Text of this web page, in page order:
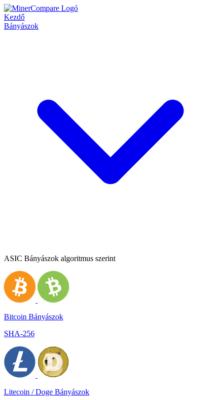
Kezdő
Bányászok
ASIC Bányászok algoritmus szerint
Bitcoin Bányászok
SHA-256
Litecoin / Doge Bányászok